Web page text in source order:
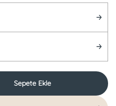
Sepete Ekle